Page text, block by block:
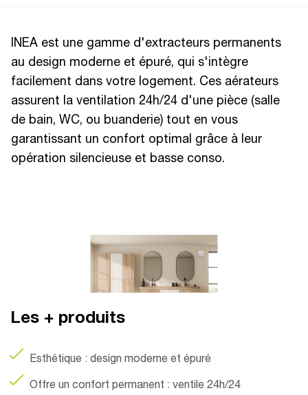
INEA est une gamme d'extracteurs permanents
au design moderne et épuré, qui s'intègre
facilement dans votre logement. Ces aérateurs
assurent la ventilation 24h/24 d'une pièce (salle
de bain, WC, ou buanderie) tout en vous
garantissant un confort optimal grâce à leur
opération silencieuse et basse conso.
Les + produits
Esthétique : design moderne et épuré
Offre un confort permanent : ventile 24h/24